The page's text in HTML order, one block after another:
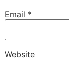
Email *
Website